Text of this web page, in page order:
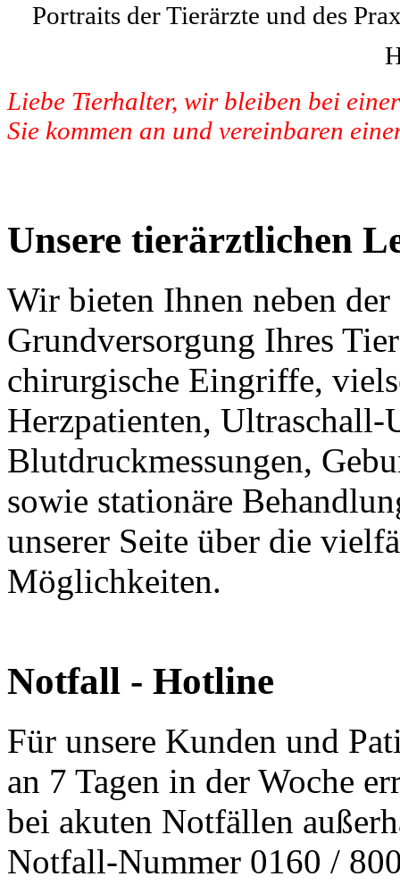
Portraits der Tierärzte und des
Liebe Tierhalter, wir bleiben bei
Sie kommen an und vereinbaren
Unsere tierärztlichen
Wir bieten Ihnen neben
Grundversorgung Ihres
chirurgische Eingriffe,
Herzpatienten, Ultraschall-
Blutdruckmessungen,
sowie stationäre
unserer Seite über die
Möglichkeiten.
Notfall - Hotline
Für unsere Kunden und
an 7 Tagen in der Woche
bei akuten Notfällen
Notfall-Nummer 0160 /